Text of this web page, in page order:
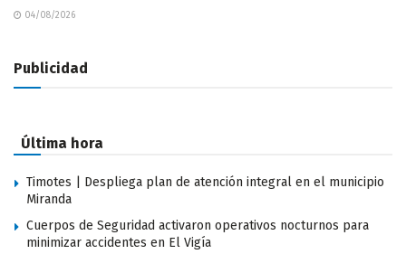
04/08/2026
Publicidad
Última hora
Timotes | Despliega plan de atención integral en el municipio
Miranda
Cuerpos de Seguridad activaron operativos nocturnos para
minimizar accidentes en El Vigía